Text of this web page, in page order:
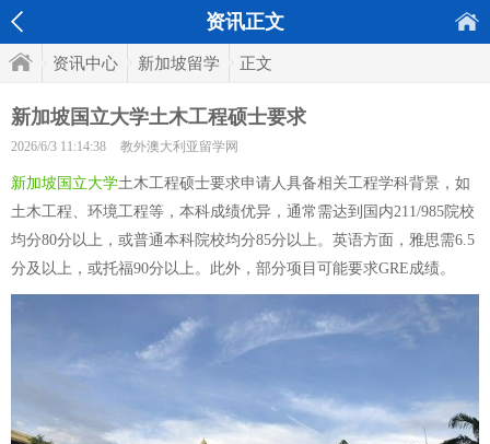
资讯正文
资讯中心 新加坡留学 正文
新加坡国立大学土木工程硕士要求
2026/6/3 11:14:38 教外澳大利亚留学网
新加坡国立大学土木工程硕士要求申请人具备相关工程学科背景，如
土木工程、环境工程等，本科成绩优异，通常需达到国内211/985院校
均分80分以上，或普通本科院校均分85分以上。英语方面，雅思需6.5
分及以上，或托福90分以上。此外，部分项目可能要求GRE成绩。